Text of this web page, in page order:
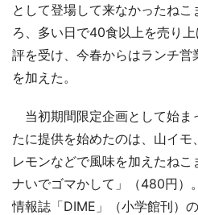
として登場して来なかったねこ
ろ、多い日で40食以上を売り
評を受け、今春からはランチ
を加えた。
当初期間限定企画として始ま
たに提供を始めたのは、山イ
レモンなどで風味を加えたね
ナいでゴマかして」（480円）
情報誌「DIME」（小学館刊）